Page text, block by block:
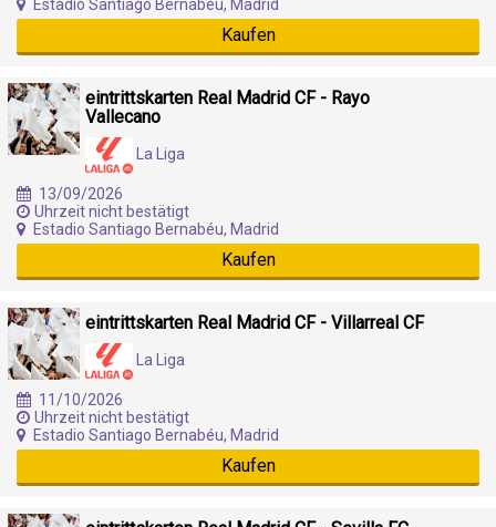
Estadio Santiago Bernabéu, Madrid
Kaufen
eintrittskarten Real Madrid CF - Rayo
Vallecano
La Liga
13/09/2026
Uhrzeit nicht bestätigt
Estadio Santiago Bernabéu, Madrid
Kaufen
eintrittskarten Real Madrid CF - Villarreal CF
La Liga
11/10/2026
Uhrzeit nicht bestätigt
Estadio Santiago Bernabéu, Madrid
Kaufen